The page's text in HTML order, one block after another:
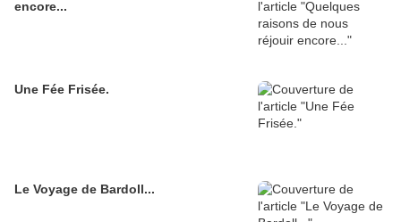
encore...
Une Fée Frisée.
Le Voyage de Bardoll...